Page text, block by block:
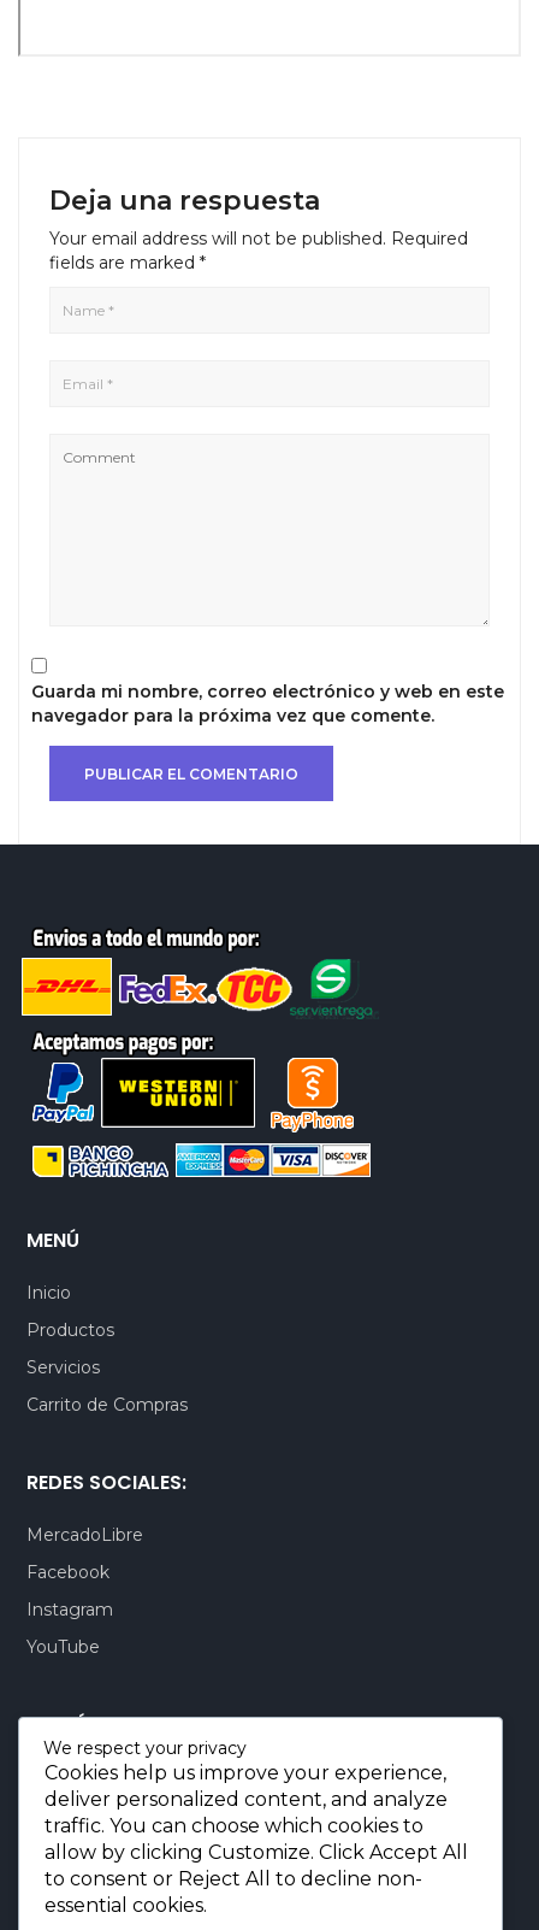
Deja una respuesta
Your email address will not be published. Required
fields are marked *
Guarda mi nombre, correo electrónico y web en este
navegador para la próxima vez que comente.
MENÚ
Inicio
Productos
Servicios
Carrito de Compras
REDES SOCIALES:
MercadoLibre
Facebook
Instagram
YouTube
CONTÁCTENOS:
Quito-Ecuador:+593 99 803 7777
Llamadas: +593 99 803 7777
Miami-USA: +1 (872) 295 6069
E-mail.:info@borjaimportaciones.com
We respect your privacy
Cookies help us improve your experience,
deliver personalized content, and analyze
traffic. You can choose which cookies to
allow by clicking Customize. Click Accept All
to consent or Reject All
to decline non-
essential cookies.